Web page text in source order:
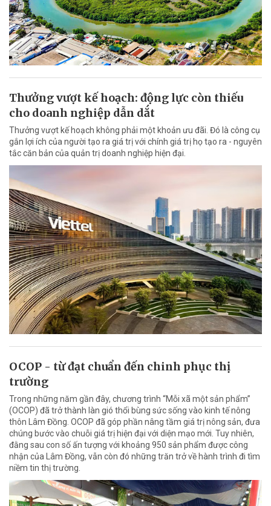
Thưởng vượt kế hoạch: động lực còn thiếu
cho doanh nghiệp dẫn dắt
Thưởng vượt kế hoạch không phải một khoản ưu đãi. Đó là công cụ
gắn lợi ích của người tạo ra giá trị với chính giá trị họ tạo ra - nguyên
tắc căn bản của quản trị doanh nghiệp hiện đại.
OCOP - từ đạt chuẩn đến chinh phục thị
trường
Trong những năm gần đây, chương trình “Mỗi xã một sản phẩm”
(OCOP) đã trở thành làn gió thổi bùng sức sống vào kinh tế nông
thôn Lâm Đồng. OCOP đã góp phần nâng tầm giá trị nông sản, đưa
chúng bước vào chuỗi giá trị hiện đại với diện mạo mới. Tuy nhiên,
đằng sau con số ấn tượng với khoảng 950 sản phẩm được công
nhận của Lâm Đồng, vẫn còn đó những trăn trở về hành trình đi tìm
niềm tin thị trường.